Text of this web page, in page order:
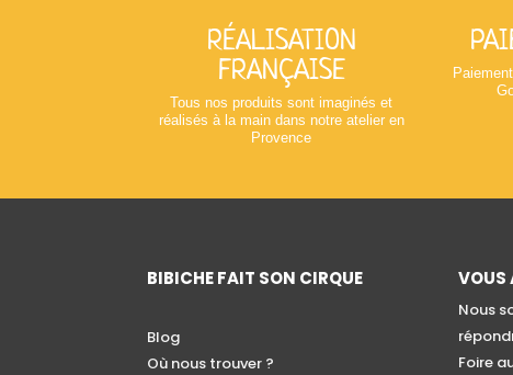
RÉALISATION
FRANÇAISE
Tous nos produits sont imaginés et
réalisés à la main dans notre atelier en
Provence
BIBICHE FAIT SON CIRQUE
Blog
Où nous trouver ?
VOUS
Nous
Foire